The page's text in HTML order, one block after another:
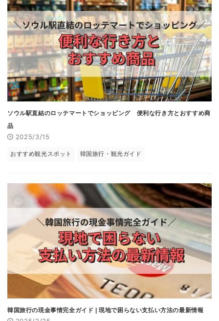
ソウル駅直結のロッテマートでショッピング 便利な行き方とおすすめ商
品
2025/3/15
おすすめ観光スポット 韓国旅行・観光ガイド
韓国旅行の現金事情完全ガイド | 現地で困らない支払い方法の最新情報